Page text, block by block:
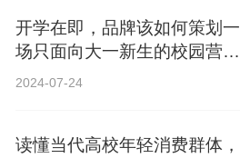
开学在即，品牌该如何策划一
场只面向大一新生的校园营
销？
2024-07-24
读懂当代高校年轻消费群体，